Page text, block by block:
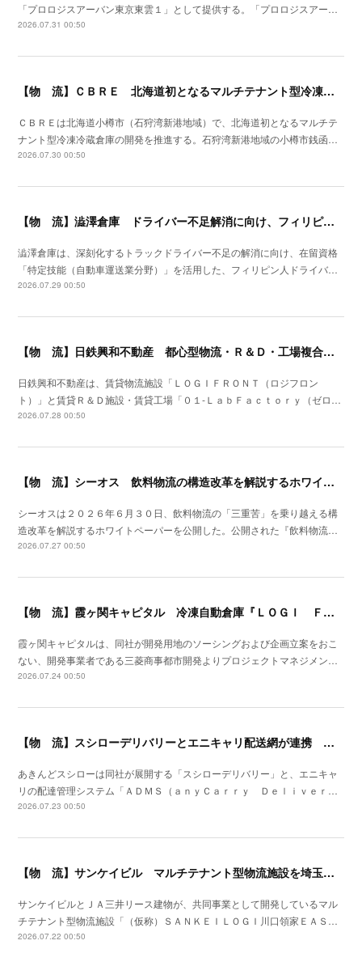
「プロロジスアーバン東京東雲１」として提供する。「プロロジスアー…
2026.07.31 00:50
【物 流】ＣＢＲＥ 北海道初となるマルチテナント型冷凍冷蔵倉庫の開発を推進
ＣＢＲＥは北海道小樽市（石狩湾新港地域）で、北海道初となるマルチテ
ナント型冷凍冷蔵倉庫の開発を推進する。石狩湾新港地域の小樽市銭函…
2026.07.30 00:50
【物 流】澁澤倉庫 ドライバー不足解消に向け、フィリピンからの人材供給事業をスタート
澁澤倉庫は、深刻化するトラックドライバー不足の解消に向け、在留資格
「特定技能（自動車運送業分野）」を活用した、フィリピン人ドライバ…
2026.07.29 00:50
【物 流】日鉄興和不動産 都心型物流・Ｒ＆Ｄ・工場複合産業施設を川崎市に着工
日鉄興和不動産は、賃貸物流施設「ＬＯＧＩＦＲＯＮＴ（ロジフロン
ト）」と賃貸Ｒ＆Ｄ施設・賃貸工場「０１‐ＬａｂＦａｃｔｏｒｙ（ゼロ…
2026.07.28 00:50
【物 流】シーオス 飲料物流の構造改革を解説するホワイトペーパー公開
シーオスは２０２６年６月３０日、飲料物流の「三重苦」を乗り越える構
造改革を解説するホワイトペーパーを公開した。公開された『飲料物流…
2026.07.27 00:50
【物 流】霞ヶ関キャピタル 冷凍自動倉庫『ＬＯＧＩ ＦＬＡＧ ＴＥＣＨ 東扇島Ⅰ』竣工
霞ヶ関キャピタルは、同社が開発用地のソーシングおよび企画立案をおこ
ない、開発事業者である三菱商事都市開発よりプロジェクトマネジメン…
2026.07.24 00:50
【物 流】スシローデリバリーとエニキャリ配送網が連携 ２０２６年７月全国展開開始
あきんどスシローは同社が展開する「スシローデリバリー」と、エニキャ
リの配達管理システム「ＡＤＭＳ（ａｎｙＣａｒｒｙ Ｄｅｌｉｖｅｒ…
2026.07.23 00:50
【物 流】サンケイビル マルチテナント型物流施設を埼玉県川口市で着工
サンケイビルとＪＡ三井リース建物が、共同事業として開発しているマル
チテナント型物流施設「（仮称）ＳＡＮＫＥＩＬＯＧＩ川口領家ＥＡＳ…
2026.07.22 00:50